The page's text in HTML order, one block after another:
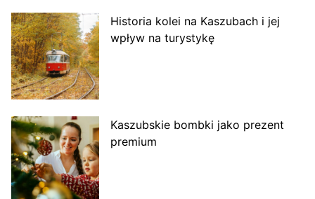
Historia kolei na Kaszubach i jej
wpływ na turystykę
Kaszubskie bombki jako prezent
premium